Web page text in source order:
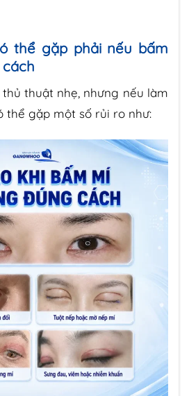
thể gặp phải nếu bấm
thuật nhẹ, nhưng nếu làm
thể gặp một số rủi ro như: